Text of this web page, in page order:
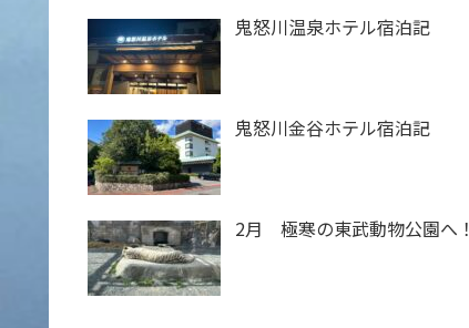
鬼怒川温泉ホテル宿泊記
鬼怒川金谷ホテル宿泊記
2月 極寒の東武動物公園へ！